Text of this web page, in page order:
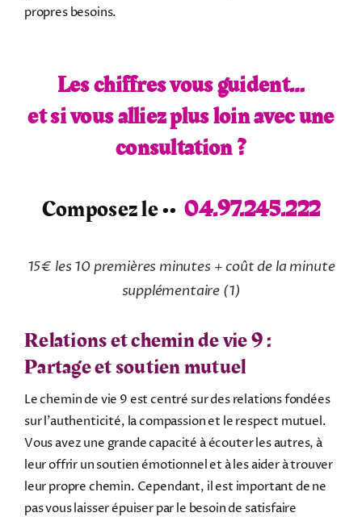
propres besoins.
Les chiffres vous guident…
et si vous alliez plus loin avec une
consultation ?
Composez le •• 04.97.245.222
15€ les 10 premières minutes + coût de la minute
supplémentaire (1)
Relations et chemin de vie 9 :
Partage et soutien mutuel
Le chemin de vie 9 est centré sur des relations fondées
sur l’authenticité, la compassion et le respect mutuel.
Vous avez une grande capacité à écouter les autres, à
leur offrir un soutien émotionnel et à les aider à trouver
leur propre chemin. Cependant, il est important de ne
pas vous laisser épuiser par le besoin de satisfaire